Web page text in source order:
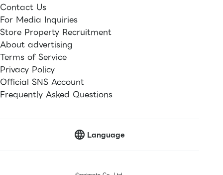
Contact Us
For Media Inquiries
Store Property Recruitment
About advertising
Terms of Service
Privacy Policy
Official SNS Account
Frequently Asked Questions
Language